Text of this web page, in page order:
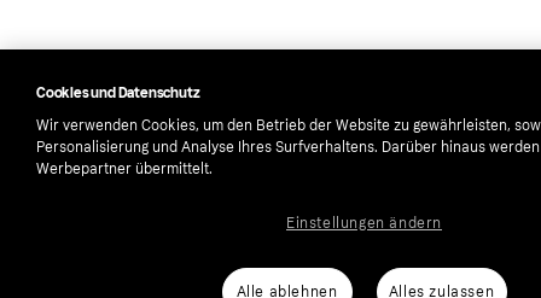
Cookies und Datenschutz
Wir verwenden Cookies, um den Betrieb der Website zu gewährleisten,
Personalisierung und Analyse Ihres Surfverhaltens. Darüber hinaus
Werbepartner übermittelt.
Alle ablehnen Alles zulassen
Einstellungen ändern